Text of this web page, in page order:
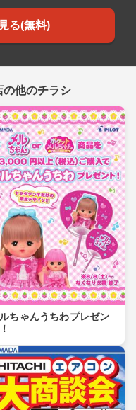
る(無料)
の他のチラシ
ちゃんうちわプレゼン